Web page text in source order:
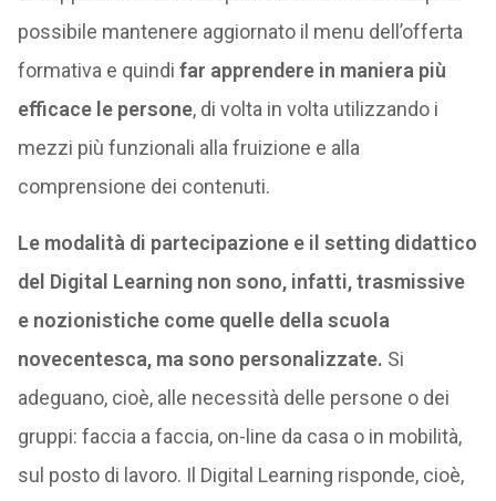
possibile mantenere aggiornato il menu dell’offerta
formativa e quindi far apprendere in maniera più
efficace le persone, di volta in volta utilizzando i
mezzi più funzionali alla fruizione e alla
comprensione dei contenuti.
Le modalità di partecipazione e il setting didattico
del Digital Learning non sono, infatti, trasmissive
e nozionistiche come quelle della scuola
novecentesca, ma sono personalizzate. Si
adeguano, cioè, alle necessità delle persone o dei
gruppi: faccia a faccia, on-line da casa o in mobilità,
sul posto di lavoro. Il Digital Learning risponde, cioè,